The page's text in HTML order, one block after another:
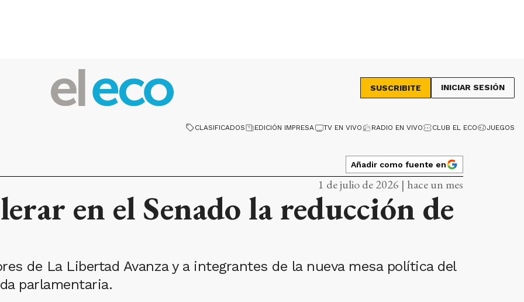
SUSCRIBITE INICIAR SESIÓN
CLASIFICADOS EDICIÓN IMPRESA TV EN VIVO RADIO EN VIVO CLUB EL ECO JUEGOS
Añadir como fuente en
1 de julio de 2026 | hace un mes
en el Senado la reducción de
de La Libertad Avanza y a integrantes de la nueva mesa política del
parlamentaria.